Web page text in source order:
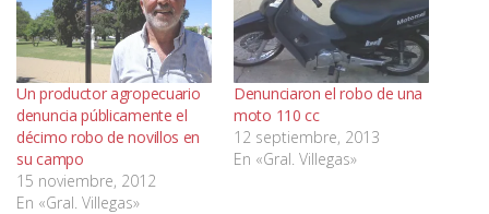
Un productor agropecuario
denuncia públicamente el
décimo robo de novillos en
su campo
15 noviembre, 2012
En «Gral. Villegas»
Denunciaron el robo de una
moto 110 cc
12 septiembre, 2013
En «Gral. Villegas»